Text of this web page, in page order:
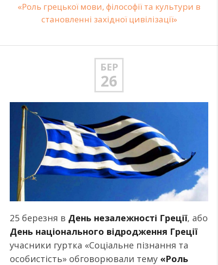
«Роль грецької мови, філософії та культури в
становленні західної цивілізації»
БЕР
26
25 березня в День незалежності Греції, або
День національного відродження Греції
учасники гуртка «Соціальне пізнання та
особистість» обговорювали тему «Роль